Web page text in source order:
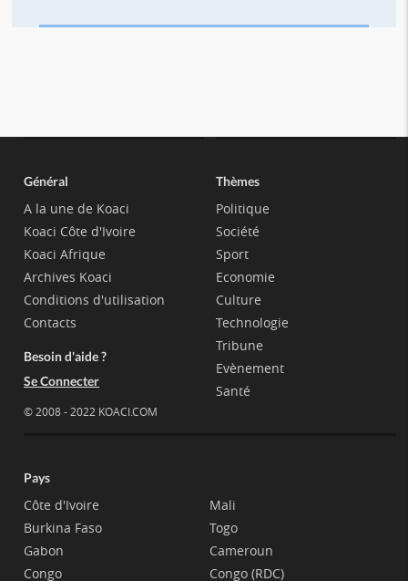
Général
A la une de Koaci
Koaci Côte d'Ivoire
Koaci Afrique
Archives Koaci
Conditions d'utilisation
Contacts
Besoin d'aide ?
Se Connecter
© 2008 - 2022 KOACI.COM
Thèmes
Politique
Société
Sport
Economie
Culture
Technologie
Tribune
Evènement
Santé
Pays
Côte d'Ivoire
Burkina Faso
Gabon
Congo
Mali
Togo
Cameroun
Congo (RDC)